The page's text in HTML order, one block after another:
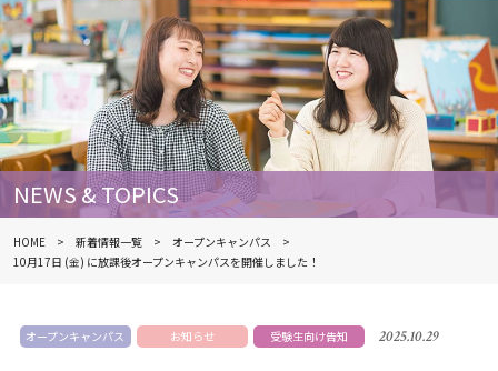
NEWS & TOPICS
HOME 新着情報一覧
オープンキャンパス
10月17日 (金) に放課後オープンキャンパスを開催しました！
オープンキャンパス お知らせ 受験生向け告知 2025.10.29